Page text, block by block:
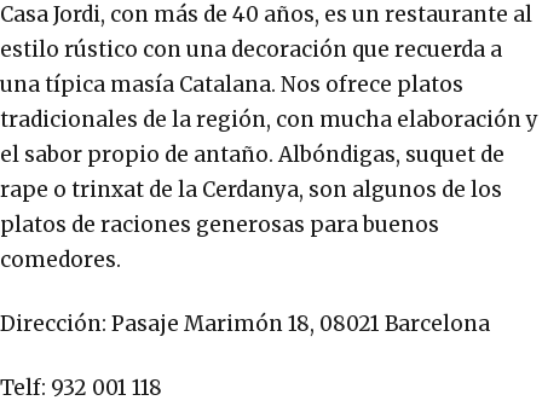
Casa Jordi, con más de 40 años, es un restaurante al
estilo rústico con una decoración que recuerda a
una típica masía Catalana. Nos ofrece platos
tradicionales de la región, con mucha elaboración y
el sabor propio de antaño. Albóndigas, suquet de
rape o trinxat de la Cerdanya, son algunos de los
platos de raciones generosas para buenos
comedores.
Dirección: Pasaje Marimón 18, 08021 Barcelona
Telf: 932 001 118